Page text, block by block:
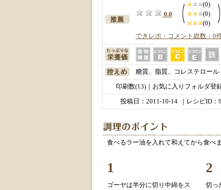
0.0
(0)
(0)
(0)
できレポ・コメント総数：0
糖質、脂質、コレステロール
印刷数(13)｜お気に入りフォルダ登
投稿日： 2011-10-14 ｜レシピID：
食べるラー油を入れて和えてから食べ
1
ゴーヤは半分に切り中綿をス
2
切っ